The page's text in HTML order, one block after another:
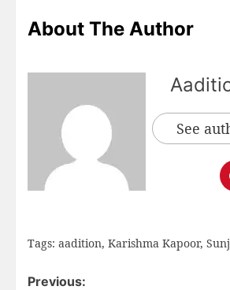
About The Author
See
Tags: aadition, Karishma Kapoor,
Previous: